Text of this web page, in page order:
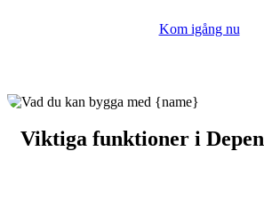
Kom igång nu
Viktiga funktioner i